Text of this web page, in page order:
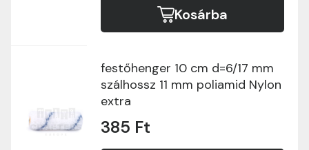
Kosárba
festőhenger 10 cm d=6/17 mm
szálhossz 11 mm poliamid Nylon
extra
385 Ft